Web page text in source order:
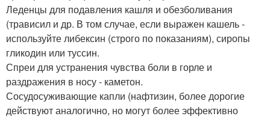
Леденцы для подавления кашля и обезболивания
(трависил и др. В том случае, если выражен кашель -
используйте либексин (строго по показаниям), сиропы
гликодин или туссин.
Спреи для устранения чувства боли в горле и
раздражения в носу - каметон.
Сосудосуживающие капли (нафтизин, более дорогие
действуют аналогично, но могут более эффективно